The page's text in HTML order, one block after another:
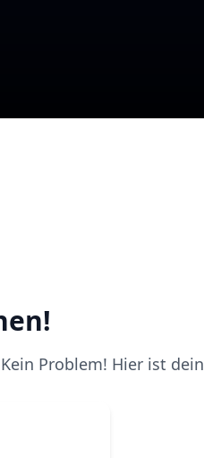
Problem! Hier ist dein